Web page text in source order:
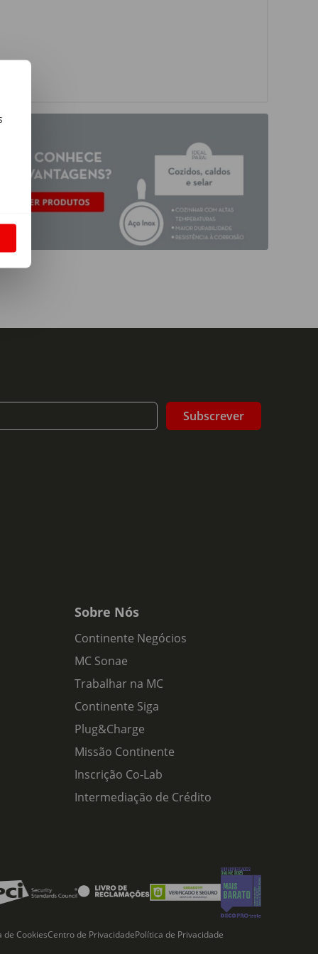
Subscrever
Sobre Nós
Continente Negócios
MC Sonae
Trabalhar na MC
Continente Siga
Plug&Charge
Missão Continente
Inscrição Co-Lab
Intermediação de Crédito
de CookiesCentro de PrivacidadePolítica de Privacidade